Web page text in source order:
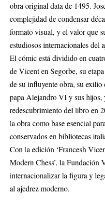
obra original data de 1495.
complejidad de condensar
formato visual, y el valor que
estudiosos internacionales del
El cómic está dividido en
de Vicent en Segorbe, su
de su influyente obra, su
papa Alejandro VI y sus
redescubrimiento del libro en
la obra como base esencial
conservados en bibliotecas
Con la edición ‘Francesh
Modern Chess’, la Fundación
internacionalizar la figura y
al ajedrez moderno.